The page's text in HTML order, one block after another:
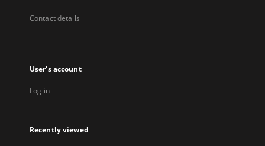
Contact details
User's account
Log in
Recently viewed